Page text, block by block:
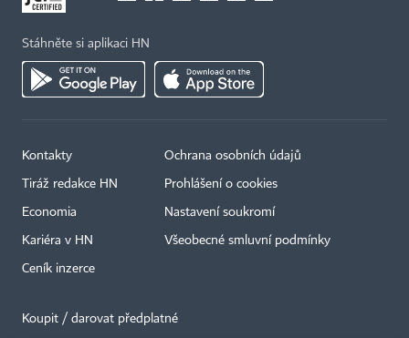
Stáhněte si aplikaci HN
Kontakty
Tiráž redakce HN
Economia
Kariéra v HN
Ceník inzerce
Ochrana osobních údajů
Prohlášení o cookies
Nastavení soukromí
Všeobecné smluvní podmínky
Koupit / darovat předplatné